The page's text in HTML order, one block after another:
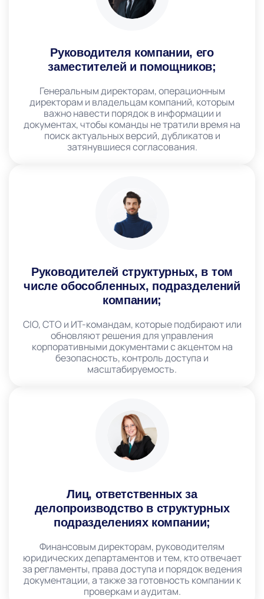
Руководителя компании, его
заместителей и помощников;
Генеральным директорам, операционным
директорам и владельцам компаний, которым
важно навести порядок в информации и
документах, чтобы команды не тратили время на
поиск актуальных версий, дубликатов и
затянувшиеся согласования.
Руководителей структурных, в том
числе обособленных, подразделений
компании;​
CIO, CTO и ИТ-командам, которые подбирают или
обновляют решения для управления
корпоративными документами с акцентом на
безопасность, контроль доступа и
масштабируемость.
Лиц, ответственных за
делопроизводство в структурных
подразделениях компании;
Финансовым директорам, руководителям
юридических департаментов и тем, кто отвечает
за регламенты, права доступа и порядок ведения
документации, а также за готовность компании к
проверкам и аудитам.